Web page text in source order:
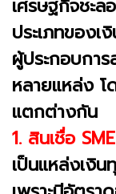
เศรษฐกิจชะล
ประเภทของเ
ผู้ประกอบการ
หลายแหล่ง โ
แตกต่างกัน
1. สินเชื่อ
เป็นแหล่งเงิ